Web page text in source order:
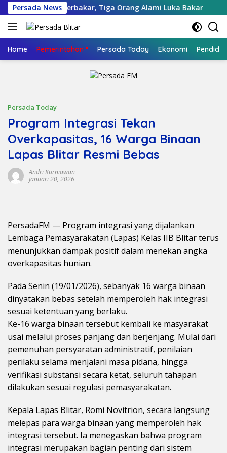
Langsung
ke
konten
Persada News
Terbakar, Tiga Orang Alami Luka Bakar
Home Pemerintahan Persada Today Ekonomi
Persada Today
Program Integrasi Tekan
Overkapasitas, 16 Warga Binaan
Lapas Blitar Resmi Bebas
Andri Kurniawan
Januari 20, 2026
PersadaFM — Program integrasi yang dijalankan
Lembaga Pemasyarakatan (Lapas) Kelas IIB Blitar terus
menunjukkan dampak positif dalam menekan angka
overkapasitas hunian.
Pada Senin (19/01/2026), sebanyak 16 warga binaan
dinyatakan bebas setelah memperoleh hak integrasi
sesuai ketentuan yang berlaku.
Ke-16 warga binaan tersebut kembali ke masyarakat
usai melalui proses panjang dan berjenjang. Mulai dari
pemenuhan persyaratan administratif, penilaian
perilaku selama menjalani masa pidana, hingga
verifikasi substansi secara ketat, seluruh tahapan
dilakukan sesuai regulasi pemasyarakatan.
Kepala Lapas Blitar, Romi Novitrion, secara langsung
melepas para warga binaan yang memperoleh hak
integrasi tersebut. Ia menegaskan bahwa program
integrasi merupakan bagian penting dari sistem